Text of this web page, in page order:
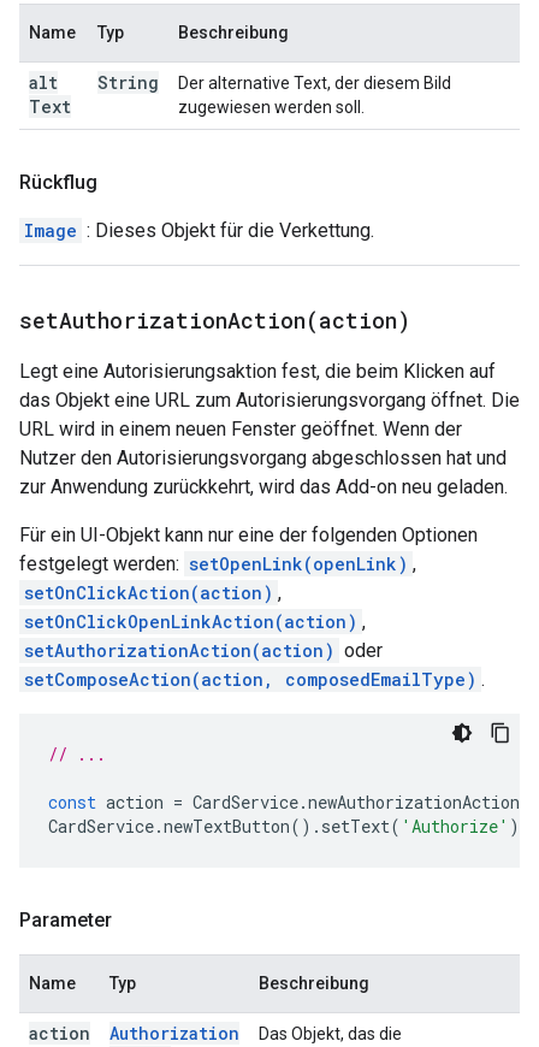
Name Typ Beschreibung
alt
Text
String
Der alternative Text, der diesem Bild
zugewiesen werden soll.
Rückflug
Image : Dieses Objekt für die Verkettung.
setAuthorizationAction(action)
Legt eine Autorisierungsaktion fest, die beim Klicken auf
das Objekt eine URL zum Autorisierungsvorgang öffnet. Die
URL wird in einem neuen Fenster geöffnet. Wenn der
Nutzer den Autorisierungsvorgang abgeschlossen hat und
zur Anwendung zurückkehrt, wird das Add-on neu geladen.
Für ein UI-Objekt kann nur eine der folgenden Optionen
festgelegt werden: setOpenLink(openLink) ,
setOnClickAction(action) ,
setOnClickOpenLinkAction(action) ,
setAuthorizationAction(action) oder
setComposeAction(action, composedEmailType) .
// ...
const action = CardService.newAuthorizationAction
CardService.newTextButton(). setText( 'Authorize' ).
Parameter
Name Typ Beschreibung
action
Authorization
Das Objekt, das die